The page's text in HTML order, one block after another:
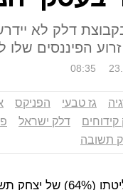
דלק לא
הפיננסים
08:35
גז טבעי הפניקס
דלק ישראל
תשובה
שבשליטתו